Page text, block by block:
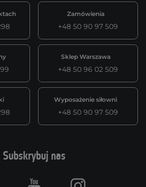
Zamówienia
+48 50 90 97 509
Sklep Warszawa
+48 50 96 02 509
Wyposażenie siłowni
+48 50 90 97 509
Subskrybuj nas